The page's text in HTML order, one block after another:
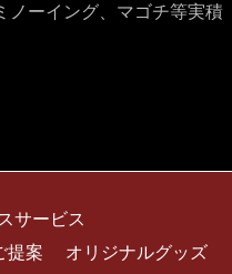
ノーイング、マゴチ等実積
サービス
提案
オリジナルグッズ